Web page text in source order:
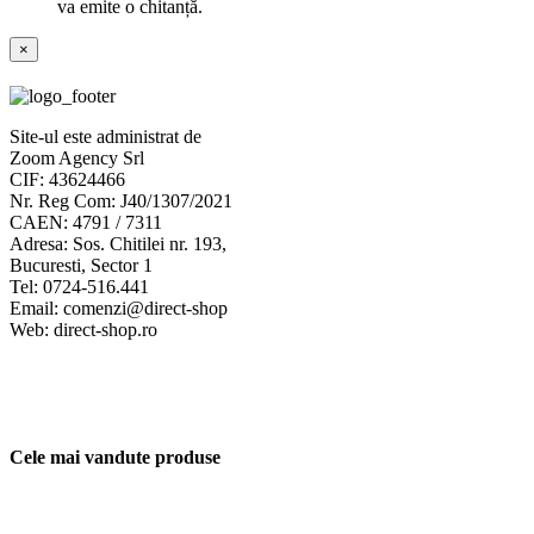
va emite o chitanță.
Close
product
quick
view
×
Site-ul este administrat de
Zoom Agency Srl
CIF: 43624466
Nr. Reg Com: J40/1307/2021
CAEN: 4791 / 7311
Adresa: Sos. Chitilei nr. 193,
Bucuresti, Sector 1
Tel: 0724-516.441
Email: comenzi@direct-shop
Web: direct-shop.ro
Cele mai vandute produse